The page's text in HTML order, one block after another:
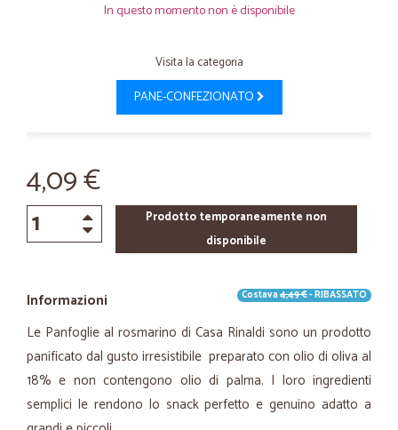
In questo momento non è disponibile
Visita la categoria
PANE-CONFEZIONATO
4,09 €
Prodotto temporaneamente non
disponibile
Informazioni Costava4,49 €- RIBASSATO
Le Panfoglie al rosmarino di Casa Rinaldi sono un prodotto
panificato dal gusto irresistibile preparato con olio di oliva al
18% e non contengono olio di palma. I loro ingredienti
semplici le rendono lo snack perfetto e genuino adatto a